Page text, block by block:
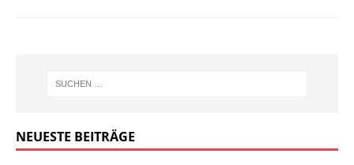
NEUESTE BEITRÄGE